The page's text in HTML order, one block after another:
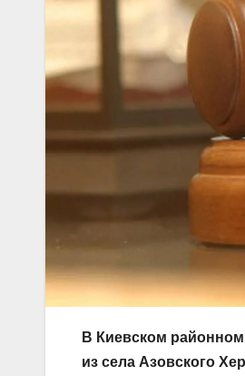
В Киевском
из села Азовского